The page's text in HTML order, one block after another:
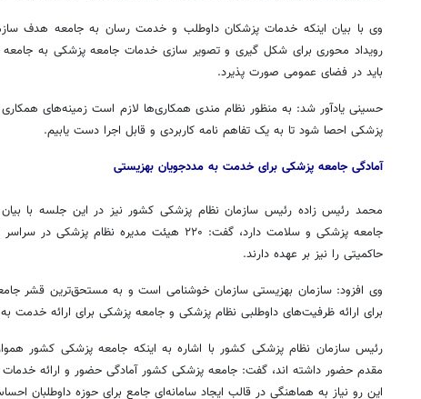
وی با بیان اینکه خدمات پزشکان داوطلب و خدمترسان به جامعه هدف
رویداد محوری برای شکل گیریو تصویر سازی خدمات جامعه پزشکی به
باید در فضای عمومی صورت پذیرد.
حسینی یادآور شد: به منظور نظام مندی همکاری‌ها لازم است زمینه‌های
پزشکی احصا شود تا به یک تفاهم نامه کاربردی و قابل اجرا دست یابیم.
آمادگی جامعه پزشکی برای خدمت به مددجویان بهزیستی
جامعه پزشکی و سلامت دارد، گفت: ۲۲۰ هیئت مدیره
حاکمیتی را نیز بر عهده دارند.
وی افزود: سازمان بهزیستی سازمان خوشنامیاست و به مستحق‌ترین قشر
برای ارائه ظرفیت‌های داوطلبی نظام پزشکی و جامعه پزشکی برای ارائه خدمت
رئیس سازمان نظام پزشکی کشور با اشاره به اینکه جامعه پزشکی کشور
مقدم حضور داشته اند، گفت: جامعه پزشکی کشور آمادگی حضور و ارائه خدمات
این رو نیاز به هماهنگی در قالب ایجاد سامانه‌ای جامع برای حوزه داوطلبان